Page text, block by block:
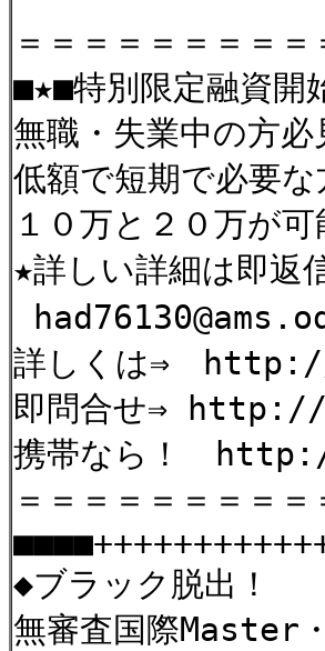
＝＝＝＝＝＝＝＝
■★■特別限定融資開
無職・失業中の方必
低額で短期で必要
１０万と２０万が可
★詳しい詳細は即返
詳しくは⇒
即問合せ⇒
携帯なら！
＝＝＝＝＝＝＝＝
◆ブラック脱出！
無審査国際Master